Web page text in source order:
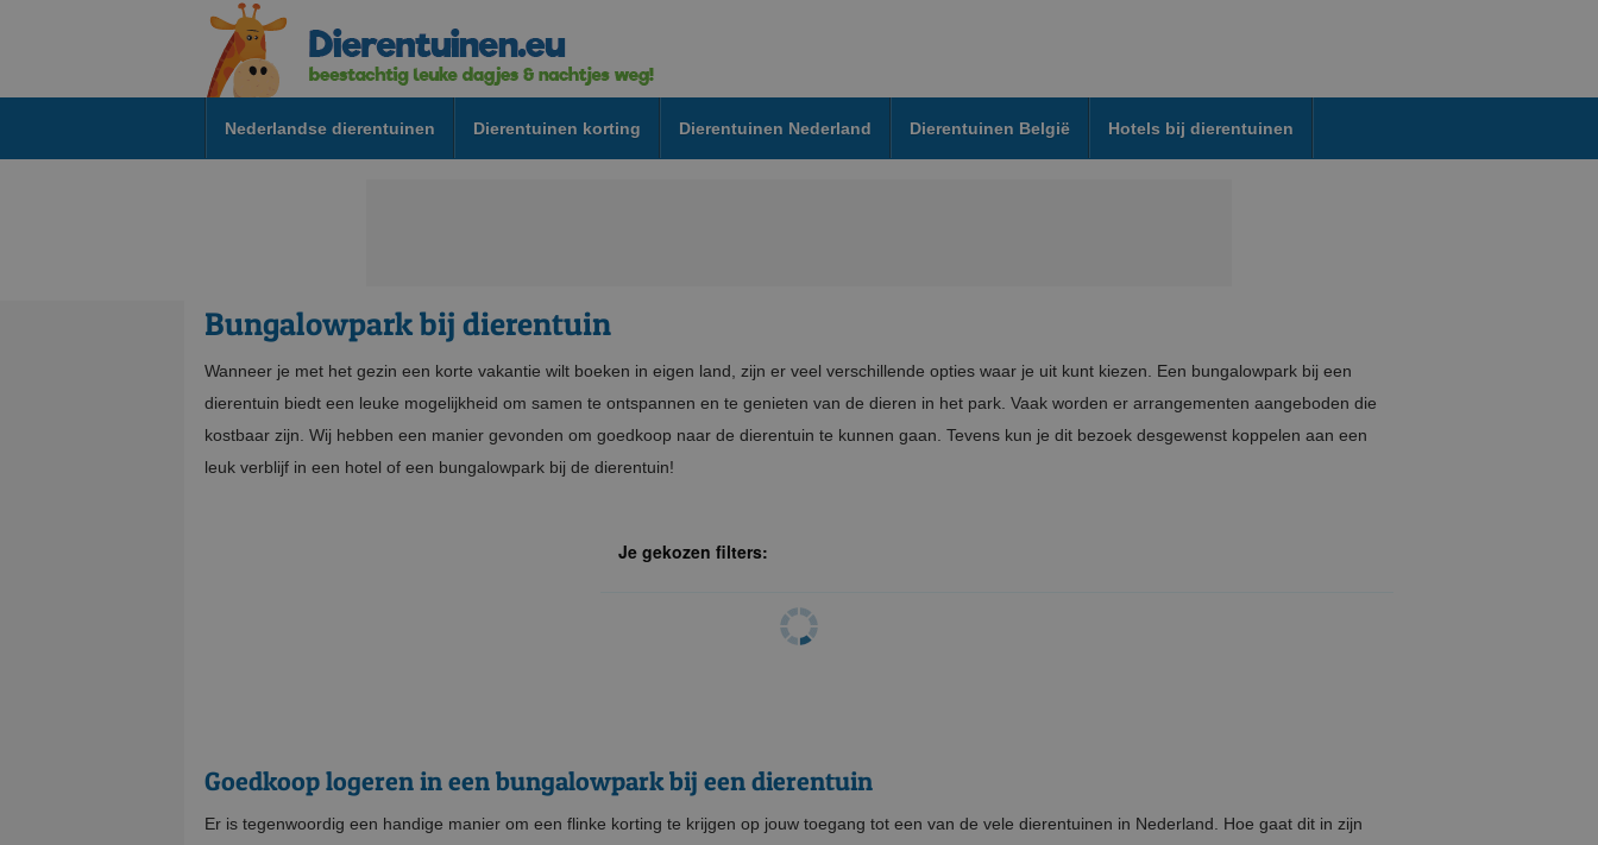
Nederlandse dierentuinen Dierentuinen korting Dierentuinen Nederland Dierentuinen België Hotels bij dierentuinen
Bungalowpark bij dierentuin
Wanneer je met het gezin een korte vakantie wilt boeken in eigen land, zijn er veel verschillende opties waar je uit kunt kiezen. Een bungalowpark bij een
dierentuin biedt een leuke mogelijkheid om samen te ontspannen en te genieten van de dieren in het park. Vaak worden er arrangementen aangeboden die
kostbaar zijn. Wij hebben een manier gevonden om goedkoop naar de dierentuin te kunnen gaan. Tevens kun je dit bezoek desgewenst koppelen aan een
leuk verblijf in een hotel of een bungalowpark bij de dierentuin!
Je gekozen filters:
Goedkoop logeren in een bungalowpark bij een dierentuin
Er is tegenwoordig een handige manier om een flinke korting te krijgen op jouw toegang tot een van de vele dierentuinen in Nederland. Hoe gaat dit in zijn